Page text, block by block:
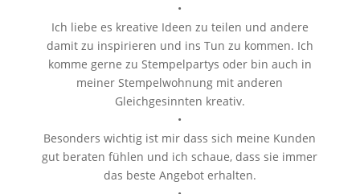
•
Ich liebe es kreative Ideen zu teilen und andere
damit zu inspirieren und ins Tun zu kommen. Ich
komme gerne zu Stempelpartys oder bin auch in
meiner Stempelwohnung mit anderen
Gleichgesinnten kreativ.
•
Besonders wichtig ist mir dass sich meine Kunden
gut beraten fühlen und ich schaue, dass sie immer
das beste Angebot erhalten.